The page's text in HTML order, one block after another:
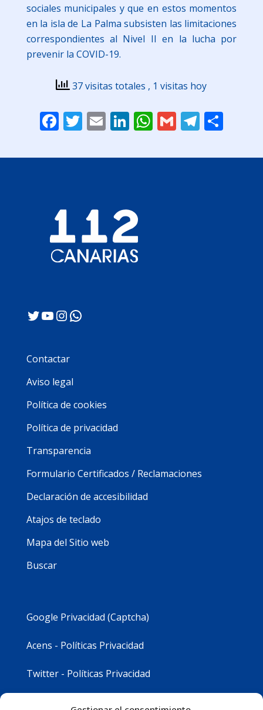
sociales municipales y que en estos momentos
en la isla de La Palma subsisten las limitaciones
correspondientes al Nivel II en la lucha por
prevenir la COVID-19.
37 visitas totales , 1 visitas hoy
Facebook
Twitter
EmailLinkedIn
WhatsApp
Gmail
Twitter
YouTube
Instagram
WhatsApp
Contactar
Aviso legal
Política de cookies
Política de privacidad
Transparencia
Formulario Certificados / Reclamaciones
Declaración de accesibilidad
Atajos de teclado
Mapa del Sitio web
Buscar
Google Privacidad (Captcha)
Acens - Políticas Privacidad
Twitter - Políticas Privacidad